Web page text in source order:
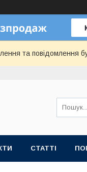
та повідомлення
СТАТТІ